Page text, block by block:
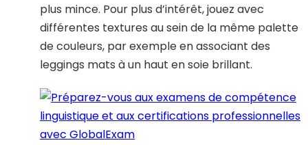
plus mince. Pour plus d’intérêt, jouez avec
différentes textures au sein de la même palette
de couleurs, par exemple en associant des
leggings mats à un haut en soie brillant.